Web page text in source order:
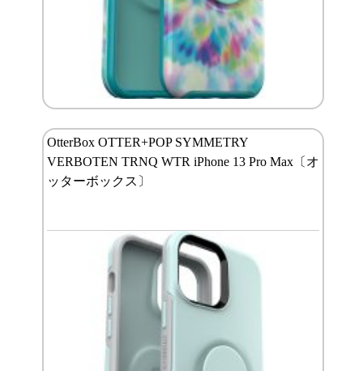
OtterBox OTTER+POP SYMMETRY
VERBOTEN TRNQ WTR iPhone 13 Pro Max〔オ
ッターボックス〕